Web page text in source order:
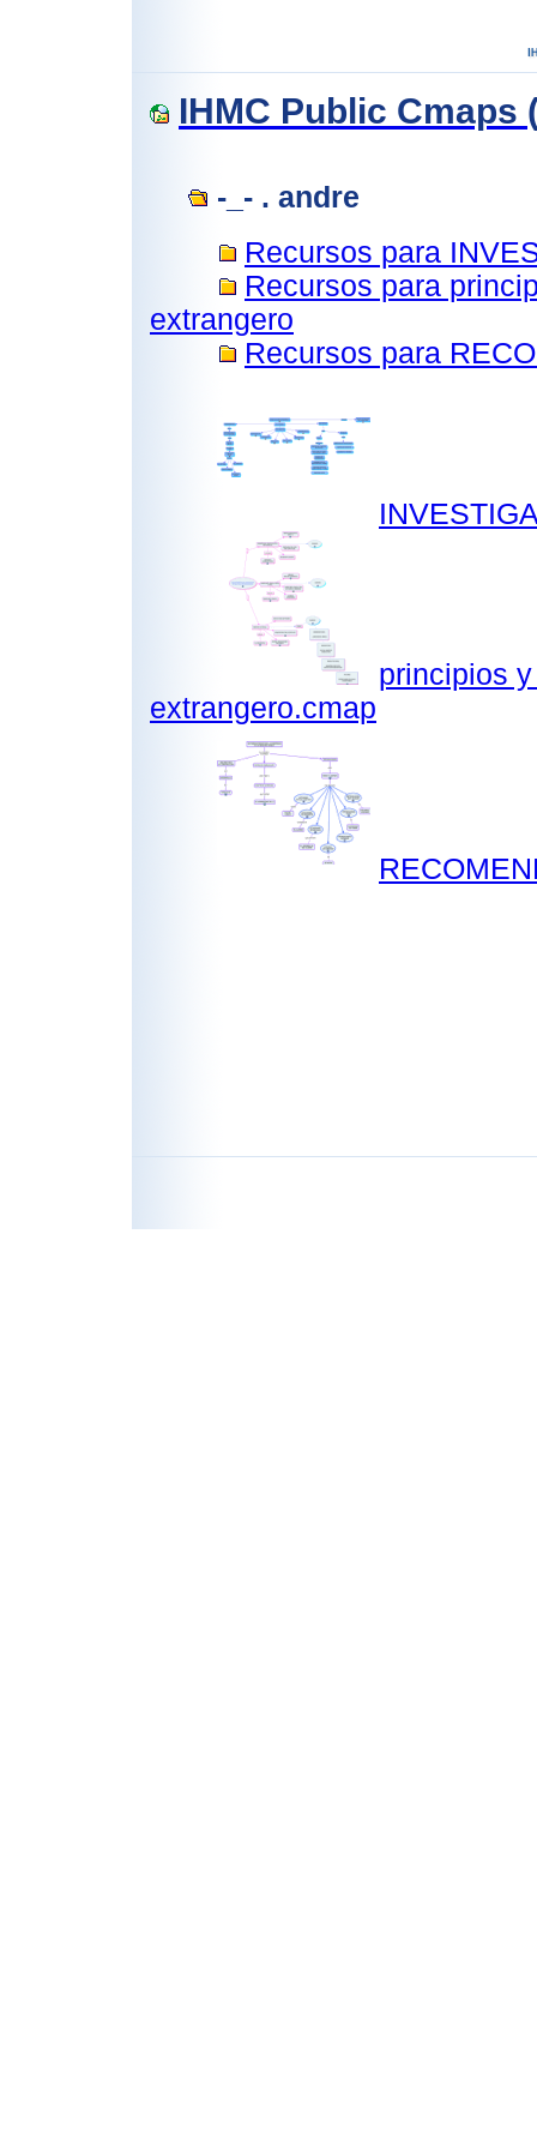
IHMC Public Cmaps
-_- . andre
Recursos para
Recursos para
extrangero
Recursos para
principios
extrangero.cmap